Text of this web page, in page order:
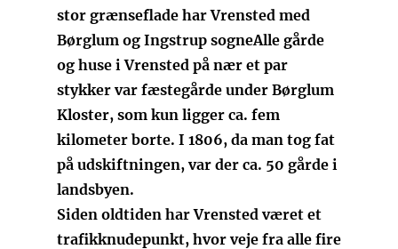
stor grænseflade har Vrensted med
Børglum og Ingstrup sogneAlle gårde
og huse i Vrensted på nær et par
stykker var fæstegårde under Børglum
Kloster, som kun ligger ca. fem
kilometer borte. I 1806, da man tog fat
på udskiftningen, var der ca. 50 gårde i
landsbyen.
Siden oldtiden har Vrensted været et
trafikknudepunkt, hvor veje fra alle fire